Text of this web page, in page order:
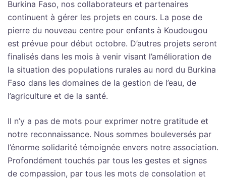
Burkina Faso, nos collaborateurs et partenaires
continuent à gérer les projets en cours. La pose de
pierre du nouveau centre pour enfants à Koudougou
est prévue pour début octobre. D’autres projets seront
finalisés dans les mois à venir visant l’amélioration de
la situation des populations rurales au nord du Burkina
Faso dans les domaines de la gestion de l’eau, de
l’agriculture et de la santé.
Il n’y a pas de mots pour exprimer notre gratitude et
notre reconnaissance. Nous sommes bouleversés par
l’énorme solidarité témoignée envers notre association.
Profondément touchés par tous les gestes et signes
de compassion, par tous les mots de consolation et